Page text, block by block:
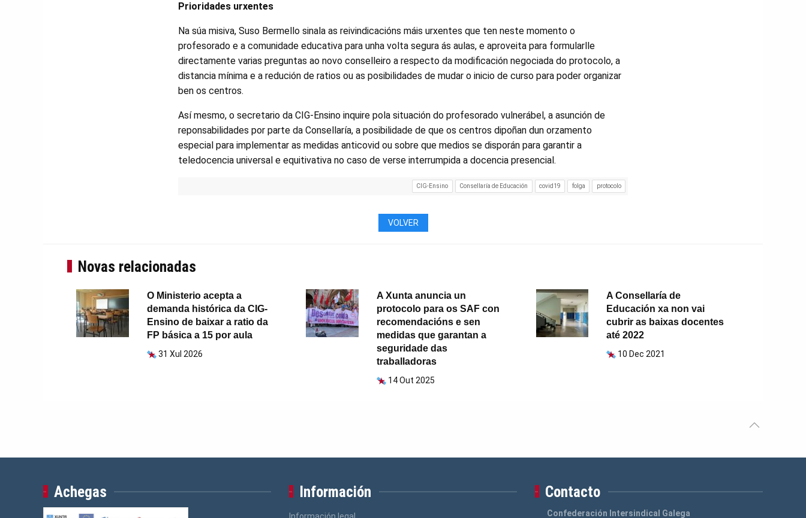
Prioridades urxentes
Na súa misiva, Suso Bermello sinala as reivindicacións máis urxentes que ten neste momento o
profesorado e a comunidade educativa para unha volta segura ás aulas, e aproveita para formularlle
directamente varias preguntas ao novo conselleiro a respecto da modificación negociada do protocolo, a
distancia mínima e a redución de ratios ou as posibilidades de mudar o inicio de curso para poder organizar
ben os centros.
Así mesmo, o secretario da CIG-Ensino inquire pola situación do profesorado vulnerábel, a asunción de
reponsabilidades por parte da Consellaría, a posibilidade de que os centros dipoñan dun orzamento
especial para implementar as medidas anticovid ou sobre que medios se disporán para garantir a
teledocencia universal e equitivativa no caso de verse interrumpida a docencia presencial.
CIG-Ensino Consellaría de Educación covid19 folga protocolo
VOLVER
Novas relacionadas
O Ministerio acepta a
demanda histórica da CIG-
Ensino de baixar a ratio da
FP básica a 15 por aula
31 Xul 2026
A Xunta anuncia un
protocolo para os SAF con
recomendacións e sen
medidas que garantan a
seguridade das
traballadoras
14 Out 2025
A Consellaría de
Educación xa non vai
cubrir as baixas docentes
até 2022
10 Dec 2021
Achegas Información
Información legal
Contacto
Confederación Intersindical Galega